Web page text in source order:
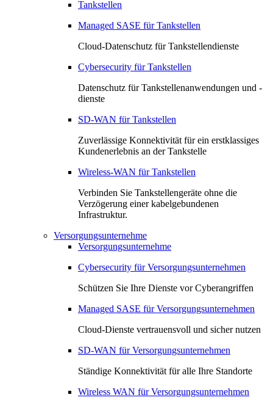
Tankstellen
Managed SASE für Tankstellen
Cloud-Datenschutz für Tankstellendienste
Cybersecurity für Tankstellen
Datenschutz für Tankstellenanwendungen und -
dienste
SD-WAN für Tankstellen
Zuverlässige Konnektivität für ein erstklassiges
Kundenerlebnis an der Tankstelle
Wireless-WAN für Tankstellen
Verbinden Sie Tankstellengeräte ohne die
Verzögerung einer kabelgebundenen
Infrastruktur.
Versorgungsunternehme
Versorgungsunternehme
Cybersecurity für Versorgungsunternehmen
Schützen Sie Ihre Dienste vor Cyberangriffen
Managed SASE für Versorgungsunternehmen
Cloud-Dienste vertrauensvoll und sicher nutzen
SD-WAN für Versorgungsunternehmen
Ständige Konnektivität für alle Ihre Standorte
Wireless WAN für Versorgungsunternehmen